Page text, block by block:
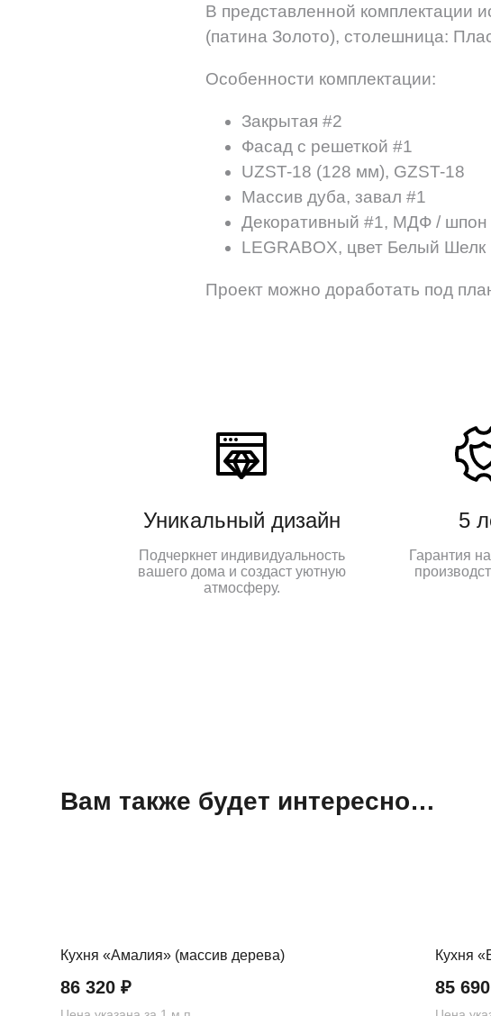
В представленной комплектации
(патина Золото), столешница:
Особенности комплектации:
Закрытая #2
Фасад с решеткой #1
UZST-18 (128 мм), GZST-18
Массив дуба, завал #1
Декоративный #1, МДФ / шпон
LEGRABOX, цвет Белый
Проект можно доработать под
Уникальный дизайн
Подчеркнет индивидуальность
вашего дома и создаст уютную
атмосферу.
5
Гарантия
Вам также будет интересно…
Кухня «Амалия» (массив дерева)
86 320₽
Кухня
85 690